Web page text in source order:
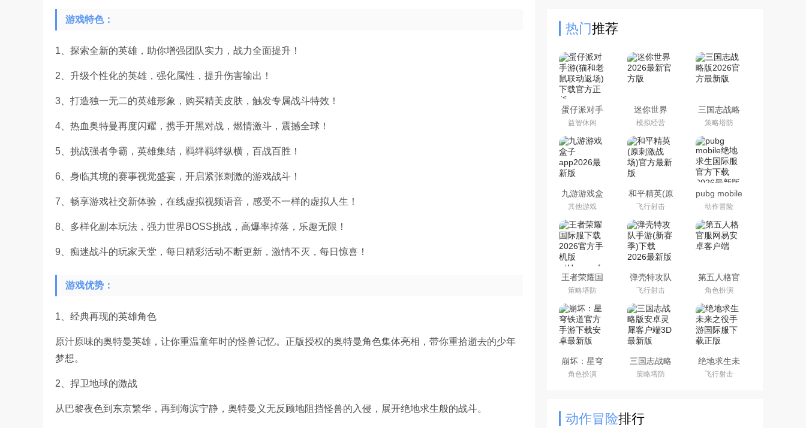
游戏特色：
1、探索全新的英雄，助你增强团队实力，战力全面提升！
2、升级个性化的英雄，强化属性，提升伤害输出！
3、打造独一无二的英雄形象，购买精美皮肤，触发专属战斗特效！
4、热血奥特曼再度闪耀，携手开黑对战，燃情激斗，震撼全球！
5、挑战强者争霸，英雄集结，羁绊羁绊纵横，百战百胜！
6、身临其境的赛事视觉盛宴，开启紧张刺激的游戏战斗！
7、畅享游戏社交新体验，在线虚拟视频语音，感受不一样的虚拟人生！
8、多样化副本玩法，强力世界BOSS挑战，高爆率掉落，乐趣无限！
9、痴迷战斗的玩家天堂，每日精彩活动不断更新，激情不灭，每日惊喜！
游戏优势：
1、经典再现的英雄角色
原汁原味的奥特曼英雄，让你重温童年时的怪兽记忆。正版授权的奥特曼角色集体亮相，带你重拾逝去的少年
梦想。
2、捍卫地球的激战
从巴黎夜色到东京繁华，再到海滨宁静，奥特曼义无反顾地阻挡怪兽的入侵，展开绝地求生般的战斗。
热门推荐
蛋仔派对手
游(猫和老鼠
联动返场)下
载官方正版
益智休闲
迷你世界
2026最新官
方版
模拟经营
三国志战略
版2026官方
最新版
策略塔防
九游游戏盒
子app2026
最新版
其他游戏
和平精英(原
刺激战场)官
方最新版
飞行射击
pubg mobile
绝地求生国
际服官方下
载2026最新
版本
动作冒险
王者荣耀国
际服下载
2026官方手
机版
（Honor of
Kings）
策略塔防
弹壳特攻队
手游(新赛
季)下载
2026最新版
飞行射击
第五人格官
服网易安卓
客户端
角色扮演
崩坏：星穹
铁道官方手
游下载安卓
角色扮演
三国志战略
版安卓灵犀
客户端3D最
策略塔防
绝地求生未
来之役手游
国际服下载
飞行射击
动作冒险排行